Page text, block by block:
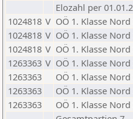
Elozahl per
1024818 V OÖ 1. Klasse
1024818 V OÖ 1. Klasse
1024818 V OÖ 1. Klasse
1263363 V OÖ 1. Klasse
1263363
OÖ 1. Klasse
1263363
OÖ 1. Klasse
1263363
OÖ 1. Klasse